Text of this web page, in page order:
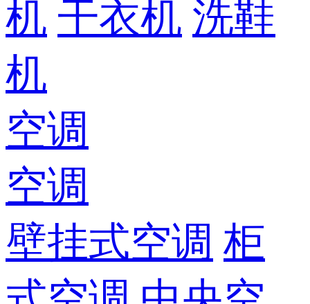
机 干衣机 洗鞋
机
空调
空调
壁挂式空调 柜